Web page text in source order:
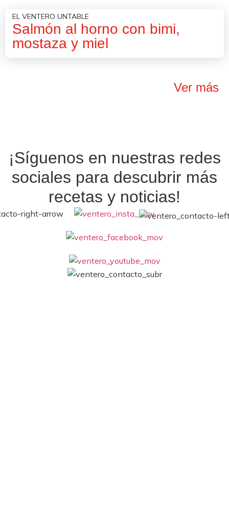
EL VENTERO UNTABLE
Salmón al horno con bimi,
mostaza y miel
Ver más
¡Síguenos en nuestras redes
sociales para descubrir más
recetas y noticias!